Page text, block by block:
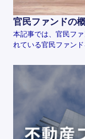
官民ファンドの
本記事では、官民フ
れている官民ファン